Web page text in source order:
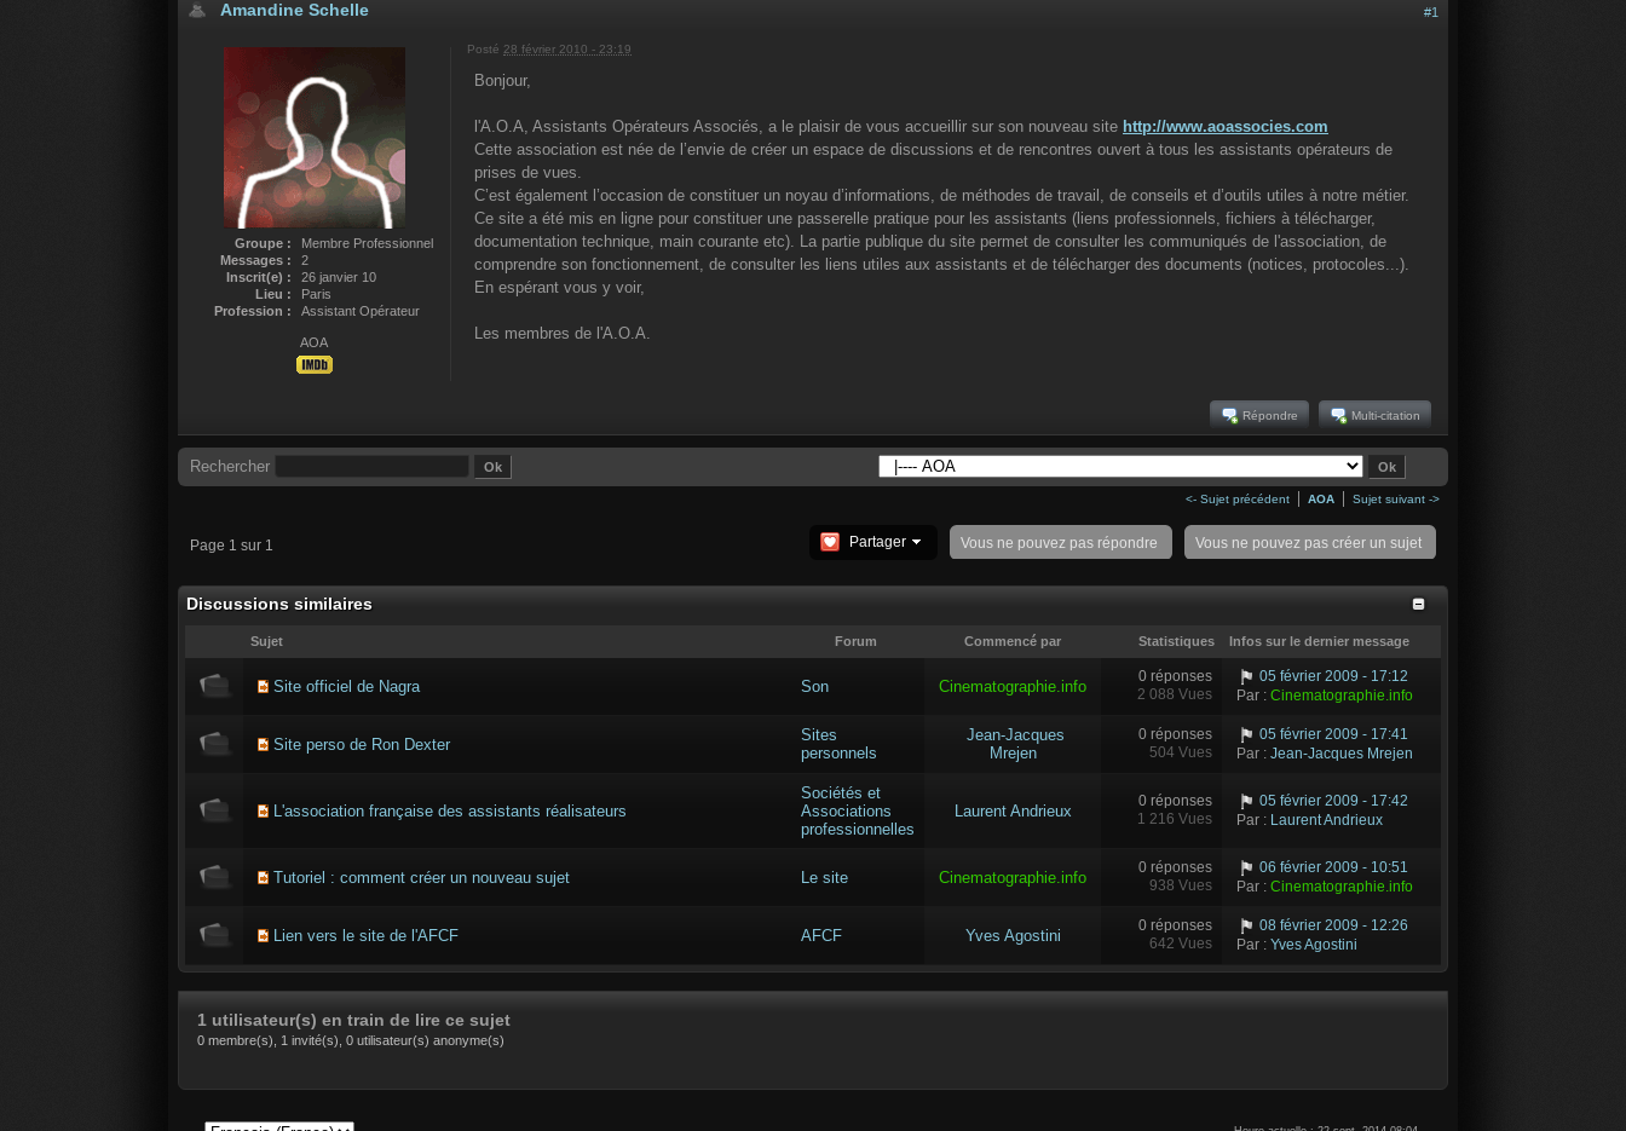
#1
Amandine Schelle
Groupe :
Membre Professionnel
Messages :
2
Inscrit(e) :
26 janvier 10
Lieu :
Paris
Profession :
Assistant Opérateur
AOA
Posté 28 février 2010 - 23:19
Bonjour,
l'A.O.A, Assistants Opérateurs Associés, a le plaisir de vous accueillir sur son nouveau site http://www.aoassocies.com
Cette association est née de l’envie de créer un espace de discussions et de rencontres ouvert à tous les assistants opérateurs de
prises de vues.
C’est également l’occasion de constituer un noyau d’informations, de méthodes de travail, de conseils et d’outils utiles à notre métier.
Ce site a été mis en ligne pour constituer une passerelle pratique pour les assistants (liens professionnels, fichiers à télécharger,
documentation technique, main courante etc). La partie publique du site permet de consulter les communiqués de l'association, de
comprendre son fonctionnement, de consulter les liens utiles aux assistants et de télécharger des documents (notices, protocoles...).
En espérant vous y voir,
Les membres de l'A.O.A.
Multi-citation
Répondre
Rechercher
<- Sujet précédent AOA Sujet suivant ->
Page 1 sur 1 Vous ne pouvez pas créer un sujet
Vous ne pouvez pas répondre
Partager
Discussions similaires
Sujet Forum Commencé par Statistiques Infos sur le dernier message
Site officiel de Nagra Son Cinematographie.info
0 réponses
2 088 Vues
05 février 2009 - 17:12
Par : Cinematographie.info
Site perso de Ron Dexter
Sites
personnels
Jean-Jacques
Mrejen
0 réponses
504 Vues
05 février 2009 - 17:41
Par : Jean-Jacques Mrejen
L'association française des assistants réalisateurs
Sociétés et
Associations
professionnelles
Laurent Andrieux
0 réponses
1 216 Vues
05 février 2009 - 17:42
Par : Laurent Andrieux
Tutoriel : comment créer un nouveau sujet Le site Cinematographie.info
0 réponses
938 Vues
06 février 2009 - 10:51
Par : Cinematographie.info
Lien vers le site de l'AFCF AFCF Yves Agostini
0 réponses
642 Vues
08 février 2009 - 12:26
Par : Yves Agostini
1 utilisateur(s) en train de lire ce sujet
0 membre(s), 1 invité(s), 0 utilisateur(s) anonyme(s)